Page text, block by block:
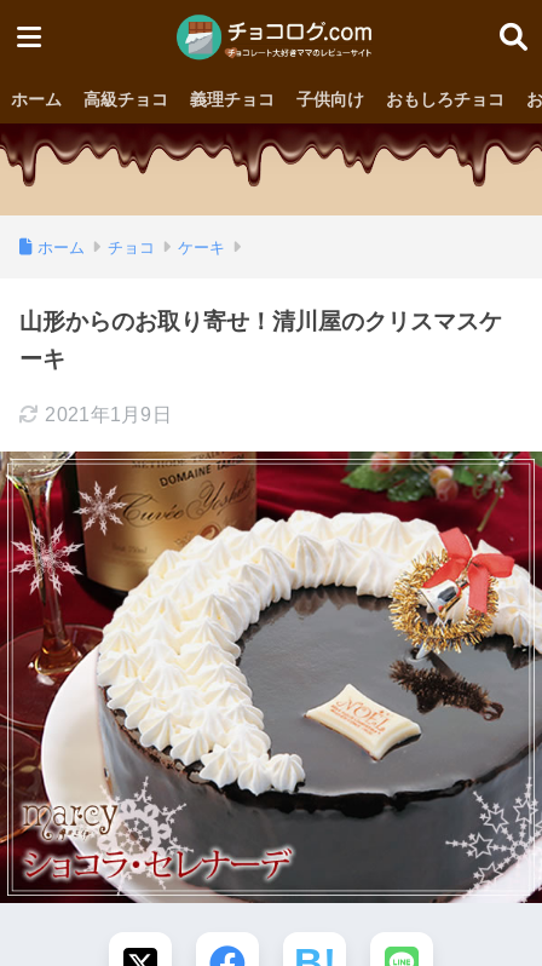
ホーム 高級チョコ 義理チョコ 子供向け おもしろチョコ
ホーム チョコ ケーキ
山形からのお取り寄せ！清川屋のクリスマスケ
ーキ
2021年1月9日